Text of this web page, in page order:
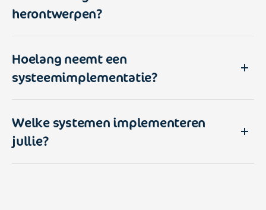
herontwerpen?
Hoelang neemt een
systeemimplementatie?
Welke systemen implementeren
jullie?